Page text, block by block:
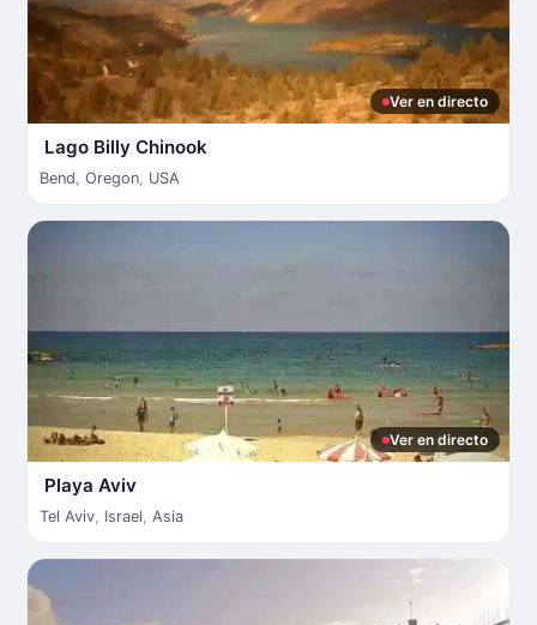
Ver en directo
Lago Billy Chinook
Bend, Oregon, USA
Ver en directo
Playa Aviv
Tel Aviv, Israel, Asia